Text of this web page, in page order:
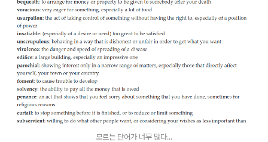
모르는 단어가 너무 많다...